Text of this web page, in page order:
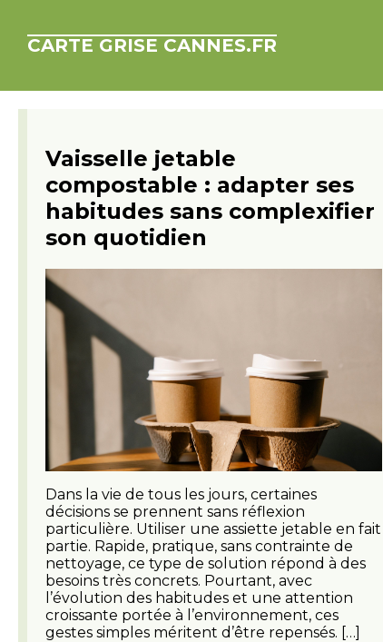
CARTE GRISE CANNES.FR
Vaisselle jetable
compostable : adapter ses
habitudes sans complexifier
son quotidien
Dans la vie de tous les jours, certaines
décisions se prennent sans réflexion
particulière. Utiliser une assiette jetable en fait
partie. Rapide, pratique, sans contrainte de
nettoyage, ce type de solution répond à des
besoins très concrets. Pourtant, avec
l’évolution des habitudes et une attention
croissante portée à l’environnement, ces
gestes simples méritent d’être repensés. […]